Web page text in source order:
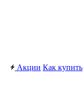
Акции Как купить